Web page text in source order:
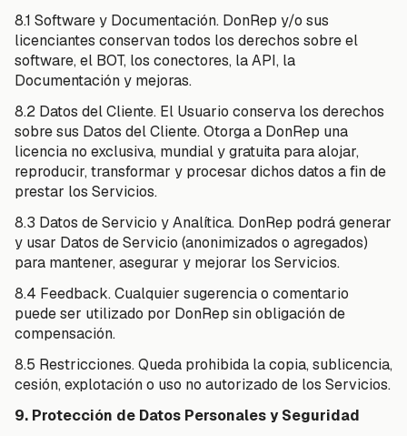
8.1 Software y Documentación. DonRep y/o sus
licenciantes conservan todos los derechos sobre el
software, el BOT, los conectores, la API, la
Documentación y mejoras.
8.2 Datos del Cliente. El Usuario conserva los derechos
sobre sus Datos del Cliente. Otorga a DonRep una
licencia no exclusiva, mundial y gratuita para alojar,
reproducir, transformar y procesar dichos datos a fin de
prestar los Servicios.
8.3 Datos de Servicio y Analítica. DonRep podrá generar
y usar Datos de Servicio (anonimizados o agregados)
para mantener, asegurar y mejorar los Servicios.
8.4 Feedback. Cualquier sugerencia o comentario
puede ser utilizado por DonRep sin obligación de
compensación.
8.5 Restricciones. Queda prohibida la copia, sublicencia,
cesión, explotación o uso no autorizado de los Servicios.
9. Protección de Datos Personales y Seguridad